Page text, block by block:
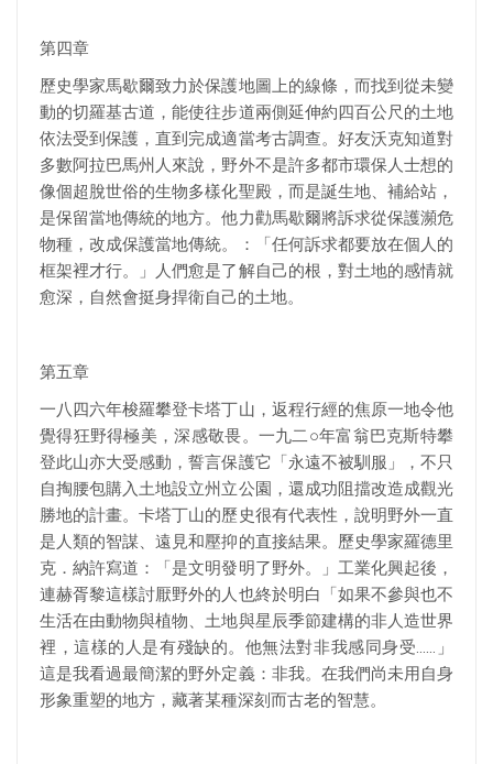
第四章
歷史學家馬歇爾致力於保護地圖上的線條，而找到從未變
動的切羅基古道，能使往步道兩側延伸約四百公尺的土地
依法受到保護，直到完成適當考古調查。好友沃克知道對
多數阿拉巴馬州人來說，野外不是許多都市環保人士想的
像個超脫世俗的生物多樣化聖殿，而是誕生地、補給站，
是保留當地傳統的地方。他力勸馬歇爾將訴求從保護瀕危
物種，改成保護當地傳統。：「任何訴求都要放在個人的
框架裡才行。」人們愈是了解自己的根，對土地的感情就
愈深，自然會挺身捍衛自己的土地。
第五章
一八四六年梭羅攀登卡塔丁山，返程行經的焦原一地令他
覺得狂野得極美，深感敬畏。一九二○年富翁巴克斯特攀
登此山亦大受感動，誓言保護它「永遠不被馴服」，不只
自掏腰包購入土地設立州立公園，還成功阻擋改造成觀光
勝地的計畫。卡塔丁山的歷史很有代表性，說明野外一直
是人類的智謀、遠見和壓抑的直接結果。歷史學家羅德里
克．納許寫道：「是文明發明了野外。」工業化興起後，
連赫胥黎這樣討厭野外的人也終於明白「如果不參與也不
生活在由動物與植物、土地與星辰季節建構的非人造世界
裡，這樣的人是有殘缺的。他無法對非我感同身受……」
這是我看過最簡潔的野外定義：非我。在我們尚未用自身
形象重塑的地方，藏著某種深刻而古老的智慧。